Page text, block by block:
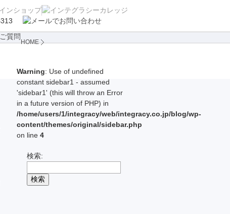
HOME
Warning: Use of undefined
constant sidebar1 - assumed
'sidebar1' (this will throw an Error
in a future version of PHP) in
/home/users/1/integracy/web/integracy.co.jp/blog/wp-
content/themes/original/sidebar.php
on line 4
検索: